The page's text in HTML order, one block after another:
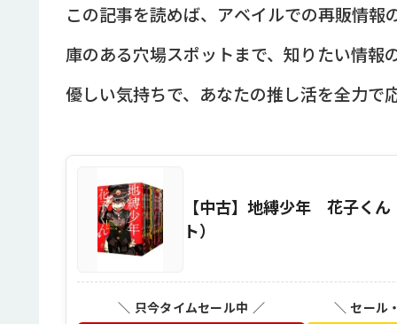
この記事を読めば、アベイルでの再販情
庫のある穴場スポットまで、知りたい情報
優しい気持ちで、あなたの推し活を全力で
【中古】地縛少年 花子く
ト）
＼ 只今タイムセール中 ／ ＼ セール